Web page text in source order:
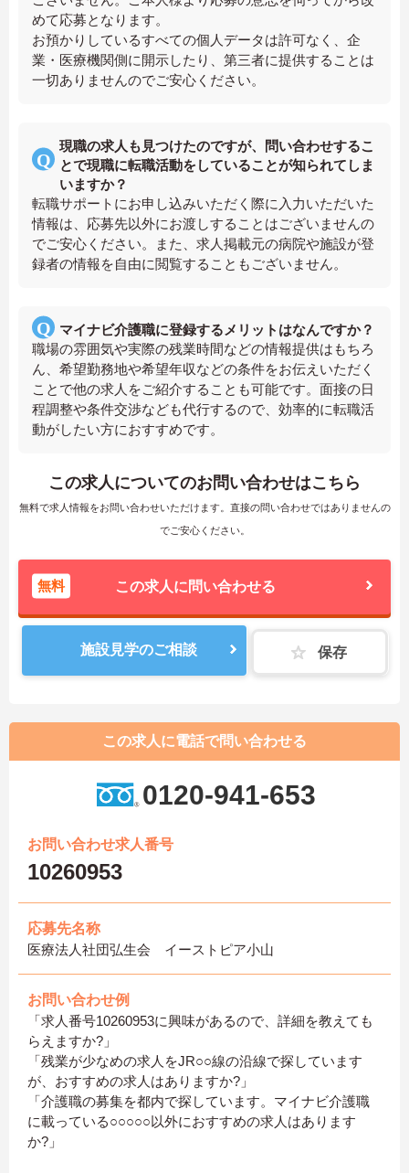
めて応募となります。
お預かりしているすべての個人データは許可なく、企
業・医療機関側に開示したり、第三者に提供することは
一切ありませんのでご安心ください。
現職の求人も見つけたのですが、問い合わせするこ
とで現職に転職活動をしていることが知られてしま
いますか？
転職サポートにお申し込みいただく際に入力いただいた
情報は、応募先以外にお渡しすることはございませんの
でご安心ください。また、求人掲載元の病院や施設が登
録者の情報を自由に閲覧することもございません。
マイナビ介護職に登録するメリットはなんですか？
職場の雰囲気や実際の残業時間などの情報提供はもちろ
ん、希望勤務地や希望年収などの条件をお伝えいただく
ことで他の求人をご紹介することも可能です。面接の日
程調整や条件交渉なども代行するので、効率的に転職活
動がしたい方におすすめです。
この求人についてのお問い合わせはこちら
無料で求人情報をお問い合わせいただけます。直接の問い合わせではありませんの
でご安心ください。
無料 この求人に問い合わせる
施設見学のご相談 保存
この求人に電話で問い合わせる
0120-941-653
お問い合わせ求人番号
10260953
応募先名称
医療法人社団弘生会 イーストピア小山
お問い合わせ例
「求人番号10260953に興味があるので、詳細を教えても
らえますか?」
「残業が少なめの求人をJR○○線の沿線で探しています
が、おすすめの求人はありますか?」
「介護職の募集を都内で探しています。マイナビ介護職
に載っている○○○○○以外におすすめの求人はあります
か?」